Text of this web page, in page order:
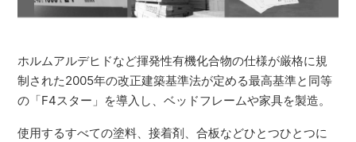
ホルムアルデヒドなど揮発性有機化合物の仕様が厳格に規
制された2005年の改正建築基準法が定める最高基準と同等
の「F4スター」を導入し、ベッドフレームや家具を製造。
使用するすべての塗料、接着剤、合板などひとつひとつに